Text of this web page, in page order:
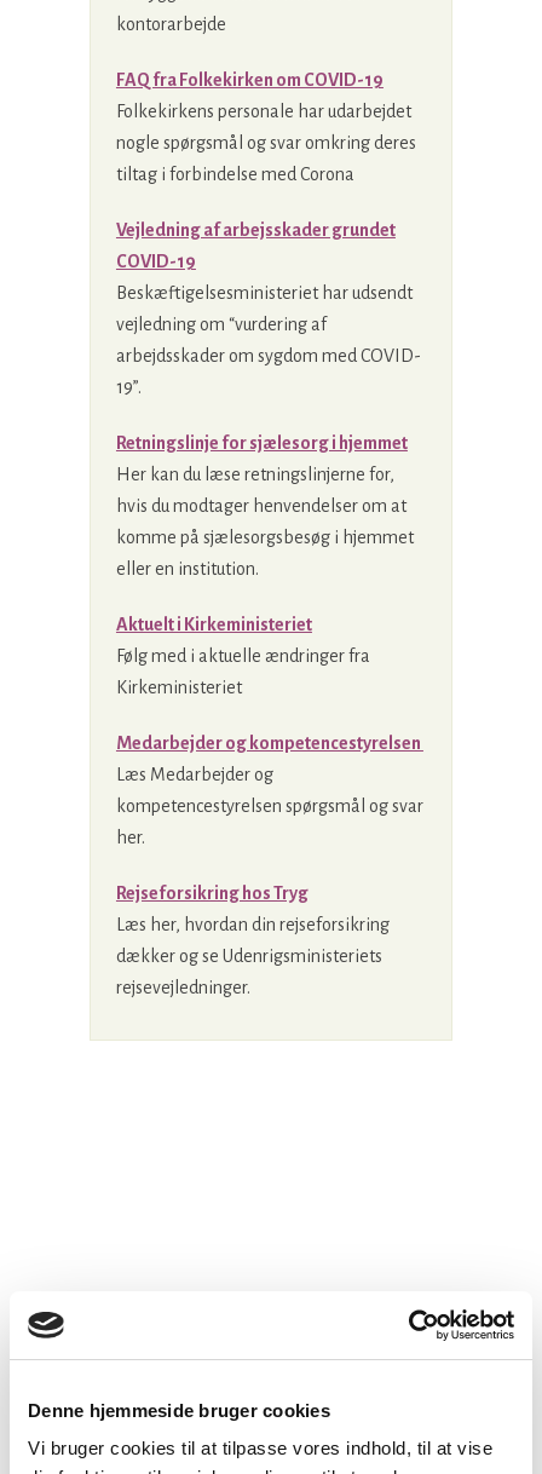
Denne hjemmeside bruger cookies
Vi bruger cookies til at tilpasse vores indhold, til at vise
kontorarbejde
FAQ fra Folkekirken om COVID-19
Folkekirkens personale har udarbejdet
nogle spørgsmål og svar omkring deres
tiltag i forbindelse med Corona
Vejledning af arbejsskader grundet
COVID-19
Beskæftigelsesministeriet har udsendt
vejledning om “vurdering af
arbejdsskader om sygdom med COVID-
19”.
Retningslinje for sjælesorg i hjemmet
Her kan du læse retningslinjerne for,
hvis du modtager henvendelser om at
komme på sjælesorgsbesøg i hjemmet
eller en institution.
Aktuelt i Kirkeministeriet
Følg med i aktuelle ændringer fra
Kirkeministeriet
Medarbejder og kompetencestyrelsen
Læs Medarbejder og
kompetencestyrelsen spørgsmål og svar
her.
Rejseforsikring hos Tryg
Læs her, hvordan din rejseforsikring
dækker og se Udenrigsministeriets
rejsevejledninger.